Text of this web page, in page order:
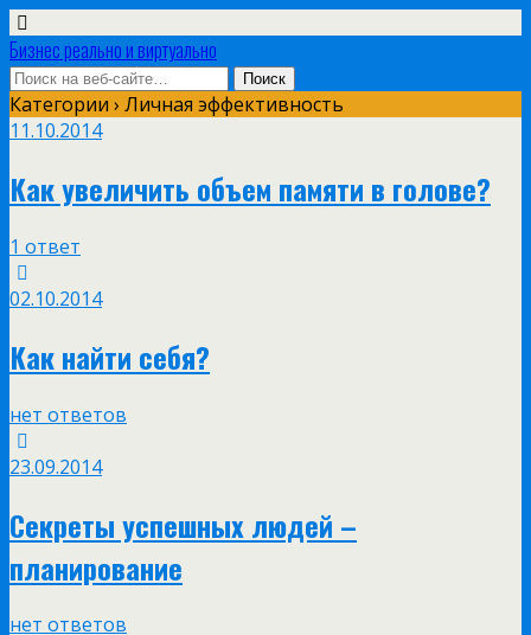
Бизнес реально и виртуально
Категории › Личная эффективность
11.10.2014
Как увеличить объем памяти в голове?
1 ответ
02.10.2014
Как найти себя?
нет ответов
23.09.2014
Секреты успешных людей –
планирование
нет ответов